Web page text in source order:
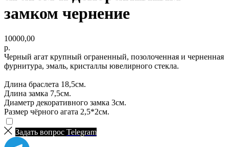
замком чернение
10000,00
р.
Черный агат крупный ограненный, позолоченная и черненная
фурнитура, эмаль, кристаллы ювелирного стекла.
Длина браслета 18,5см.
Длина замка 7,5см.
Диаметр декоративного замка 3см.
Размер чёрного агата 2,5*2см.
Задать вопрос Telegram